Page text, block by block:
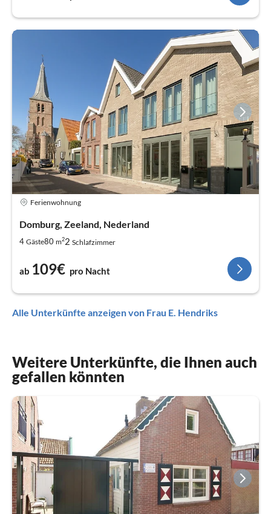
Ferienwohnung
Domburg, Zeeland, Nederland
4 Gäste80 m22 Schlafzimmer
ab 109€ pro Nacht
Alle Unterkünfte anzeigen von Frau E. Hendriks
Weitere Unterkünfte, die Ihnen auch
gefallen könnten